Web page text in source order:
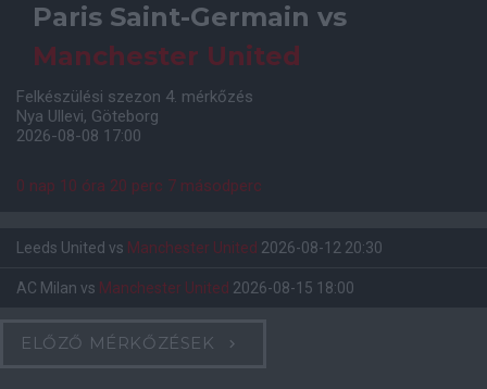
Paris Saint-Germain vs
Manchester United
Felkészülési szezon 4. mérkőzés
Nya Ullevi, Göteborg
2026-08-08 17:00
0 nap 10 óra 20 perc 6 másodperc
Leeds United vs Manchester United 2026-08-12 20:30
AC Milan vs Manchester United 2026-08-15 18:00
ELŐZŐ MÉRKŐZÉSEK